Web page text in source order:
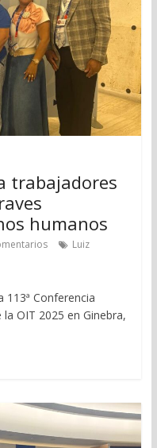
trabajadores
humanos
Luiz
113ª Conferencia
OIT 2025 en Ginebra,